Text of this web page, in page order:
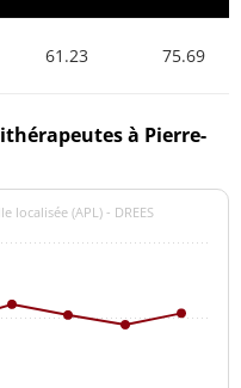
61.23 75.69
à Pierre-
localisée (APL) - DREES